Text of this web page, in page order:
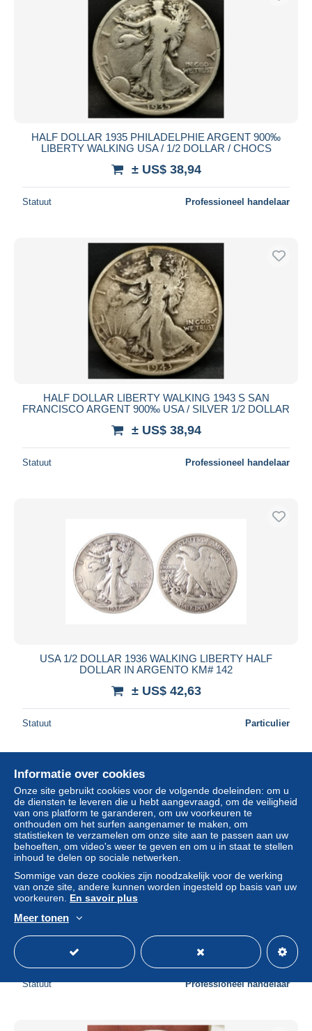
HALF DOLLAR 1935 PHILADELPHIE ARGENT 900‰
LIBERTY WALKING USA / 1/2 DOLLAR / CHOCS
± US$ 38,94
Statuut Professioneel handelaar
HALF DOLLAR LIBERTY WALKING 1943 S SAN
FRANCISCO ARGENT 900‰ USA / SILVER 1/2 DOLLAR
± US$ 38,94
Statuut Professioneel handelaar
USA 1/2 DOLLAR 1936 WALKING LIBERTY HALF
DOLLAR IN ARGENTO KM# 142
± US$ 42,63
Statuut Particulier
États-Unis, Walking Liberty Half Dollar, 1916, Philadelphie,
± US$ 126,68
Statuut Professioneel handelaar
Informatie over cookies
Onze site gebruikt cookies voor de volgende doeleinden: om u
de diensten te leveren die u hebt aangevraagd, om de veiligheid
van ons platform te garanderen, om uw voorkeuren te
onthouden om het surfen aangenamer te maken, om
statistieken te verzamelen om onze site aan te passen aan uw
behoeften, om video's weer te geven en om u in staat te stellen
inhoud te delen op sociale netwerken.
Sommige van deze cookies zijn noodzakelijk voor de werking
van onze site, andere kunnen worden ingesteld op basis van uw
voorkeuren. En savoir plus
Meer tonen